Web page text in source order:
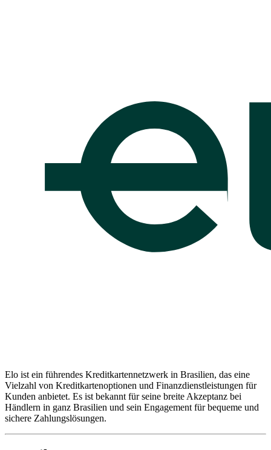
Elo ist ein führendes Kreditkartennetzwerk in Brasilien, das eine
Vielzahl von Kreditkartenoptionen und Finanzdienstleistungen für
Kunden anbietet. Es ist bekannt für seine breite Akzeptanz bei
Händlern in ganz Brasilien und sein Engagement für bequeme und
sichere Zahlungslösungen.